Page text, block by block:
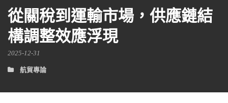
從關稅到運輸市場，供應鏈結
構調整效應浮現
2025-12-31
航貿專論